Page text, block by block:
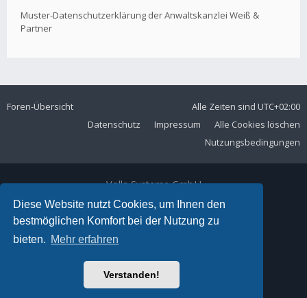
Diese Website nutzt Cookies, um Ihnen den
bestmöglichen Komfort bei der Nutzung zu
bieten. Mehr erfahren
Verstanden!
Muster-Datenschutzerklärung der Anwaltskanzlei Weiß &
Partner
Foren-Übersicht Alle Zeiten sind UTC+02:00
Alle Cookies löschen
Impressum
Datenschutz
Nutzungsbedingungen
Volla Systeme GmbH
Kölner Straße 102
42897 Remscheid
Telefon:+49 2191 59897 61
E-Mail:
Ariki Theme by